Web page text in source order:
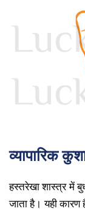
व्यापारिक
हस्तरेखा शास्त्र में
जाता है। यही कारण